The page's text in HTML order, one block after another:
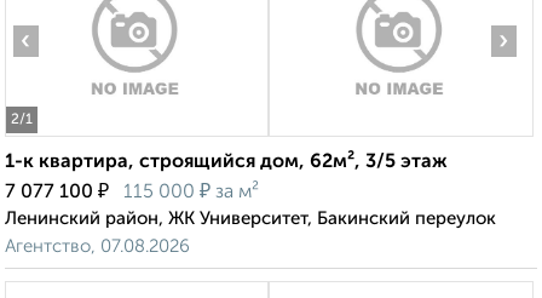
2/1
‹ ›
1-к квартира, строящийся дом, 62м², 3/5 этаж
7 077 100 ₽ 115 000 ₽ за м²
Ленинский район, ЖК Университет, Бакинский переулок
Агентство, 07.08.2026